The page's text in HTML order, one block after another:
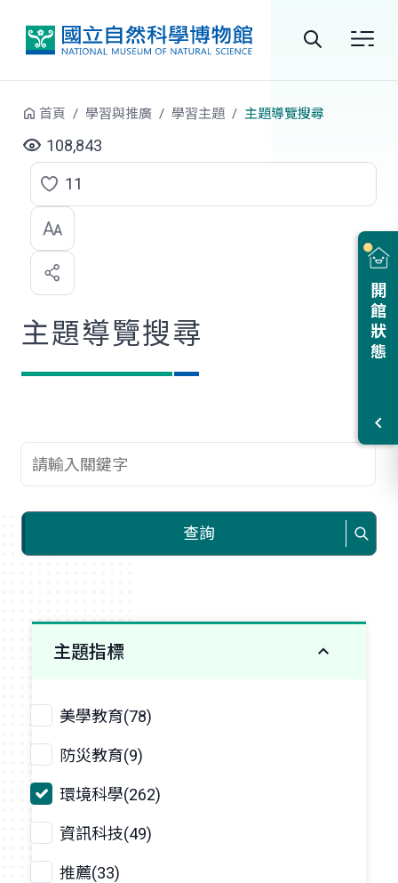
站
尋
開館狀態
首頁 學習與推廣 學習主題 主題導覽搜尋
108,843
點
選
喜
歡
11
主題導覽搜尋
查詢關鍵字
查詢
主題指標
美學教育(78)
防災教育(9)
環境科學(262)
資訊科技(49)
推薦(33)